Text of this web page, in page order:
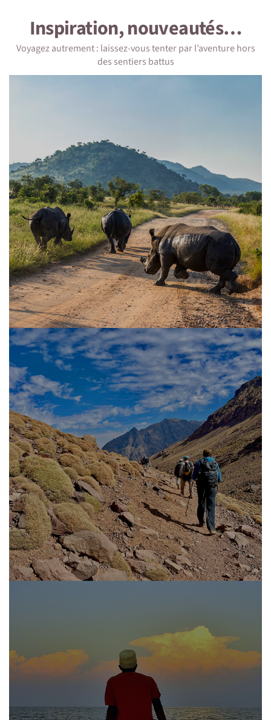
Inspiration, nouveautés…
Voyagez autrement : laissez-vous tenter par l’aventure hors
des sentiers battus